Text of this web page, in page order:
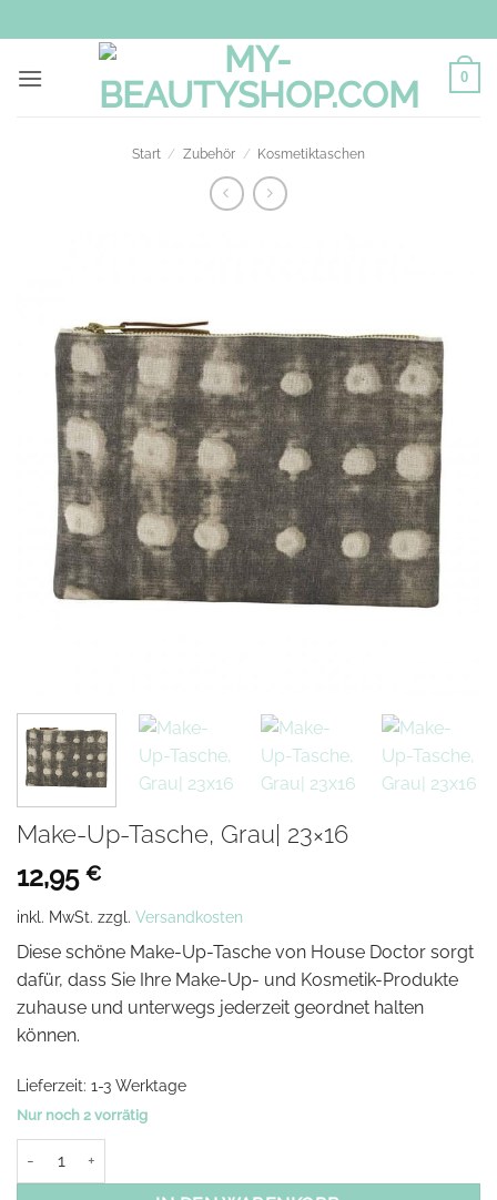
Inhalt
springen
0
Start / Zubehör / Kosmetiktaschen
Make-Up-Tasche, Grau| 23×16
12,95 €
inkl. MwSt. zzgl. Versandkosten
Diese schöne Make-Up-Tasche von House Doctor sorgt
dafür, dass Sie Ihre Make-Up- und Kosmetik-Produkte
zuhause und unterwegs jederzeit geordnet halten
können.
Lieferzeit: 1-3 Werktage
Nur noch 2 vorrätig